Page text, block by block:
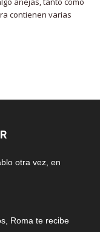
contienen varias
otra vez, en
Roma te recibe